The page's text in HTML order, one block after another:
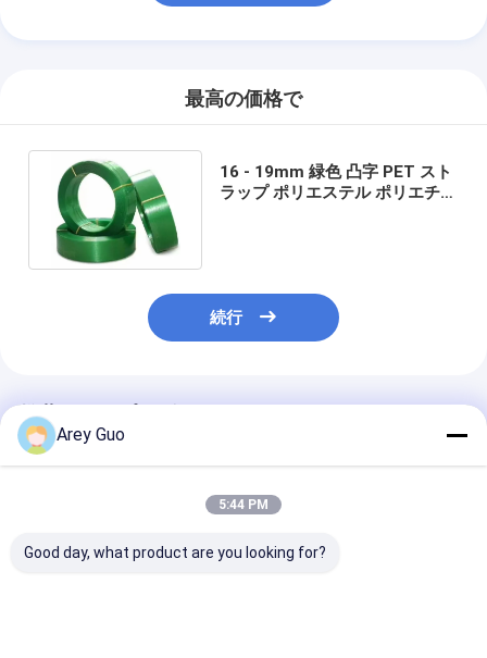
最高の価格で
16 - 19mm 緑色 凸字 PET スト
ラップ ポリエステル ポリエチレ
続行
推薦されたプロダクト
Arey Guo
5:44 PM
Good day, what product are you looking for?